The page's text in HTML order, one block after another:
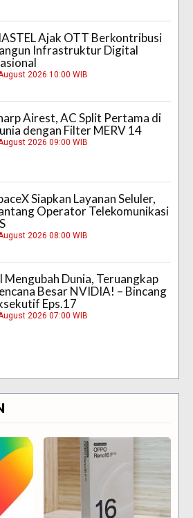
Ajak OTT Berkontribusi
Infrastruktur Digital
2026 10:00 WIB
Airest, AC Split Pertama di
dengan Filter MERV 14
2026 09:00 WIB
Siapkan Layanan Seluler,
Operator Telekomunikasi
2026 08:00 WIB
Mengubah Dunia, Teruangkap
Besar NVIDIA! – Bincang
Eps.17
2026 07:00 WIB